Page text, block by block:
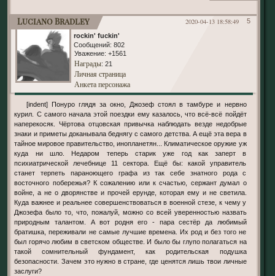
5
2020-04-13 18:58:49
Luciano Bradley
rockin' fuckin'
Сообщений: 802
Уважение: +1561
Награды: 21
Личная страница
Анкета персонажа
[indent] Понуро глядя за окно, Джозеф стоял в тамбуре и нервно
курил. С самого начала этой поездки ему казалось, что всё-всё пойдёт
наперекосяк. Чёртова отцовская привычка наблюдать везде недобрые
знаки и приметы доканывала беднягу с самого детства. А ещё эта вера в
тайное мировое правительство, инопланетян... Климатическое оружие уж
куда ни шло. Недаром теперь старик уже год как заперт в
психиатрической лечебнице 11 сектора. Ещё бы: какой управитель
станет терпеть параноющего графа из так себе знатного рода с
восточного побережья? К сожалению или к счастью, сержант думал о
войне, а не о дворянстве и прочей ерунде, которая ему и не светила.
Куда важнее и реальнее совершенствоваться в военной стезе, к чему у
Джозефа было то, что, пожалуй, можно со всей уверенностью назвать
природным талантом. А вот родня его - пара сестёр да любимый
братишка, переживали не самые лучшие времена. Их род и без того не
был горячо любим в светском обществе. И было бы глупо полагаться на
такой сомнительный фундамент, как родительская подушка
безопасности. Зачем это нужно в стране, где ценятся лишь твои личные
заслуги?